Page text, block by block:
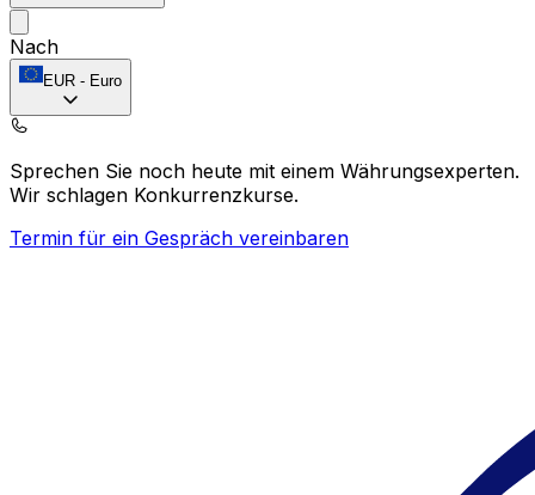
Nach
EUR - Euro
Sprechen Sie noch heute mit einem Währungsexperten.
Wir schlagen Konkurrenzkurse.
Termin für ein Gespräch vereinbaren